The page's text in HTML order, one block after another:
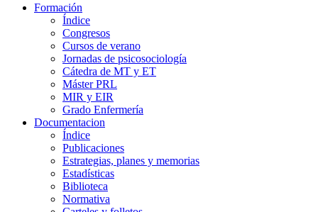
Formación
Índice
Congresos
Cursos de verano
Jornadas de psicosociología
Cátedra de MT y ET
Máster PRL
MIR y EIR
Grado Enfermería
Documentacion
Índice
Publicaciones
Estrategias, planes y memorias
Estadísticas
Biblioteca
Normativa